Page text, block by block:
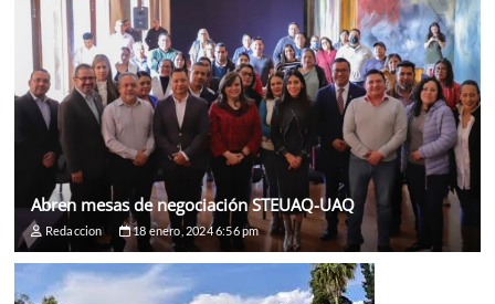
Abren mesas de negociación STEUAQ-UAQ
Redaccion 18 enero, 2024 6:56 pm